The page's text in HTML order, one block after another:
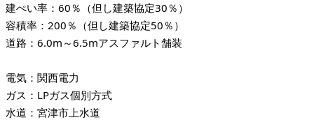
建ぺい率：60％（但し建築協定30％）
容積率：200％（但し建築協定50％）
道路：6.0m～6.5mアスファルト舗装
電気：関西電力
ガス：LPガス個別方式
水道：宮津市上水道